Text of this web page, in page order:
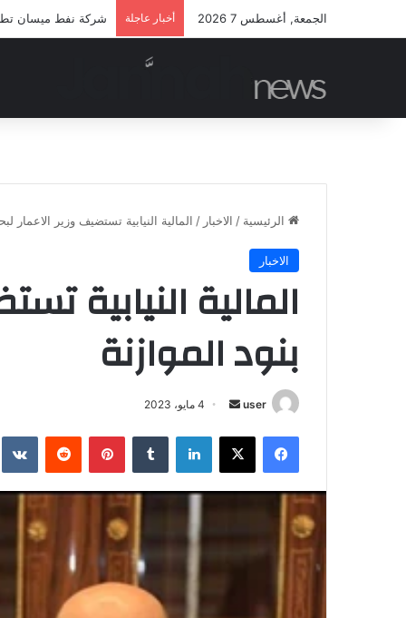
الجمعة, أغسطس 7 2026 أخبار عاجلة شركة نفط ميسان تطلق
الرئيسية / الاخبار / المالية النيابية تستضيف وزير الاعمار
الاخبار
المالية النيابية
بنود الموازنة
user
أرسل 4 مايو، 2023
فيسبوك ‫X لينكدإن بينتيريست